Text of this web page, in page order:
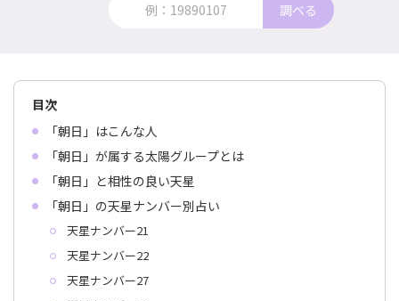
調べる
目次
「朝日」はこんな人
「朝日」が属する太陽グループとは
「朝日」と相性の良い天星
「朝日」の天星ナンバー別占い
天星ナンバー21
天星ナンバー22
天星ナンバー27